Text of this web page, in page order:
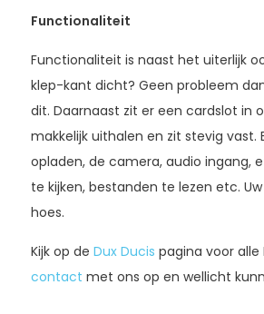
Functionaliteit
Functionaliteit is naast het uiterlijk
klep-kant dicht? Geen probleem
dit. Daarnaast zit er een cardslot in
makkelijk uithalen en zit stevig vast.
opladen, de camera, audio ingang,
te kijken, bestanden te lezen etc.
hoes.
Kijk op de Dux Ducis pagina voor
contact met ons op en wellicht